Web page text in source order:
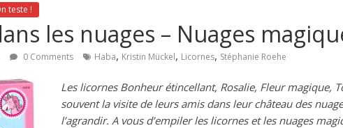
teste !
les nuages – Nuages
0 Comments Haba, Kristin Mückel, Licornes, Stéphanie Roehe
Les licornes Bonheur étincellant, Rosalie, Fleur magique,
souvent la visite de leurs amis dans leur château des
l’agrandir. A vous d’empiler les licornes et les nuages